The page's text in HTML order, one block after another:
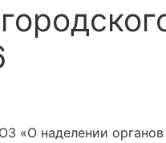
«О наделении